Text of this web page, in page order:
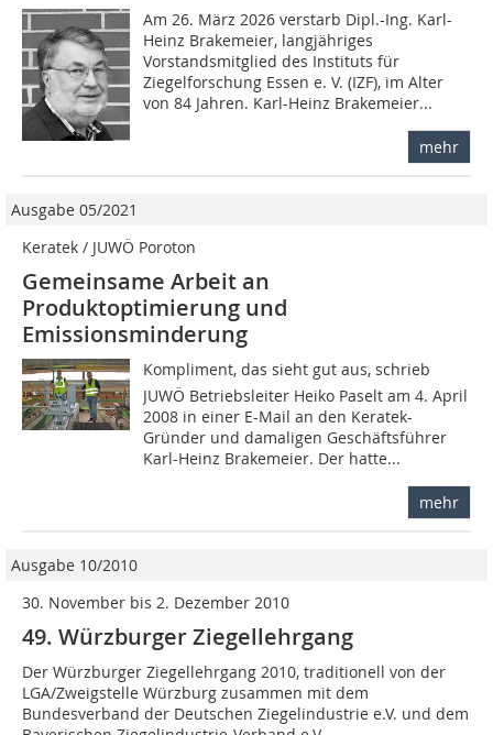
Am 26. März 2026 verstarb Dipl.-Ing. Karl-
Heinz Brakemeier, langjähriges
Vorstandsmitglied des Instituts für
Ziegelforschung Essen e. V. (IZF), im Alter
von 84 Jahren. Karl-Heinz Brakemeier...
mehr
Ausgabe 05/2021
Keratek / JUWÖ Poroton
Gemeinsame Arbeit an
Produktoptimierung und
Emissionsminderung
Kompliment, das sieht gut aus, schrieb
JUWÖ Betriebsleiter Heiko Paselt am 4. April
2008 in einer E-Mail an den Keratek-
Gründer und damaligen Geschäftsführer
Karl-Heinz Brakemeier. Der hatte...
mehr
Ausgabe 10/2010
30. November bis 2. Dezember 2010
49. Würzburger Ziegellehrgang
Der Würzburger Ziegellehrgang 2010, traditionell von der
LGA/Zweigstelle Würzburg zusammen mit dem
Bundesverband der Deutschen Ziegelindustrie e.V. und dem